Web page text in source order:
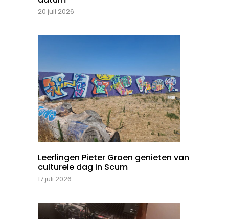
20 juli 2026
Leerlingen Pieter Groen genieten van
culturele dag in Scum
17 juli 2026